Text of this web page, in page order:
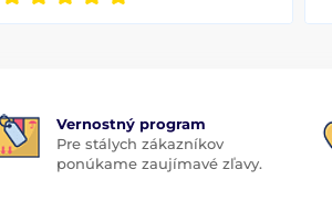
Vernostný program
Pre stálych zákazníkov
ponúkame zaujímavé zľavy.